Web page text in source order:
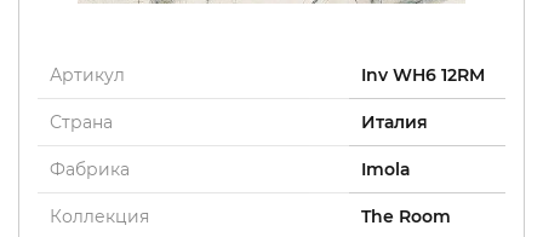
Артикул Inv WH6 12RM
Страна Италия
Фабрика Imola
Коллекция The Room